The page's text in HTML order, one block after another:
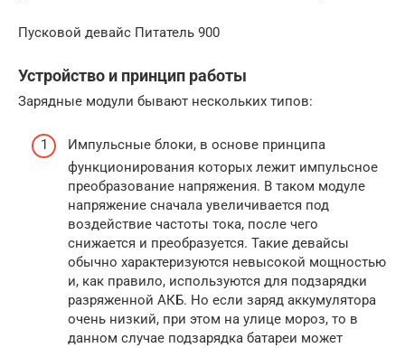
Пусковой девайс Питатель 900
Устройство и принцип работы
Зарядные модули бывают нескольких типов:
Импульсные блоки, в основе принципа
функционирования которых лежит импульсное
преобразование напряжения. В таком модуле
напряжение сначала увеличивается под
воздействие частоты тока, после чего
снижается и преобразуется. Такие девайсы
обычно характеризуются невысокой мощностью
и, как правило, используются для подзарядки
разряженной АКБ. Но если заряд аккумулятора
очень низкий, при этом на улице мороз, то в
данном случае подзарядка батареи может